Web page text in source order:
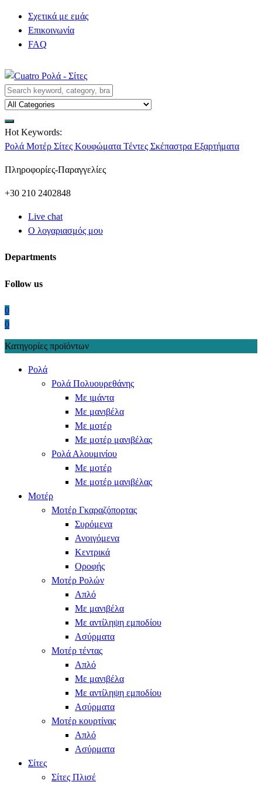
Σχετικά με εμάς
Επικοινωνία
FAQ
Hot Keywords:
Ρολά Μοτέρ Σίτες Κουφώματα Τέντες Σκέπαστρα Εξαρτήματα
Πληροφορίες-Παραγγελίες
+30 210 2402848
Live chat
Ο λογαριασμός μου
Departments
Follow us
0
0
Κατηγορίες προϊόντων
Ρολά
Ρολά Πολυουρεθάνης
Με ιμάντα
Με μανιβέλα
Με μοτέρ
Με μοτέρ μανιβέλας
Ρολά Αλουμινίου
Με μοτέρ
Με μοτέρ μανιβέλας
Μοτέρ
Μοτέρ Γκαραζόπορτας
Συρόμενα
Ανοιγόμενα
Κεντρικά
Οροφής
Μοτέρ Ρολών
Απλό
Με μανιβέλα
Με αντίληψη εμποδίου
Ασύρματα
Μοτέρ τέντας
Απλό
Με μανιβέλα
Με αντίληψη εμποδίου
Ασύρματα
Μοτέρ κουρτίνας
Απλό
Ασύρματα
Σίτες
Σίτες Πλισέ